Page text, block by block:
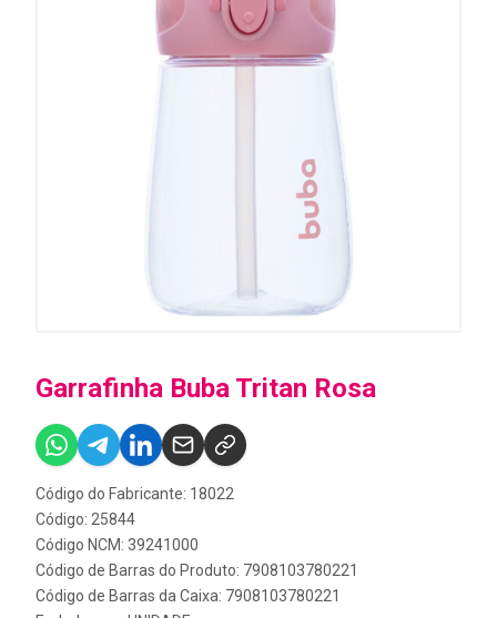
Garrafinha Buba Tritan Rosa
Código do Fabricante: 18022
Código: 25844
Código NCM: 39241000
Código de Barras do Produto: 7908103780221
Código de Barras da Caixa: 7908103780221